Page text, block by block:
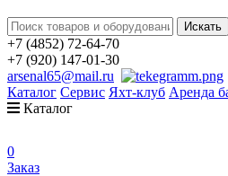
+7 (4852) 72-64-70
+7 (920) 147-01-30
arsenal65@mail.ru
Каталог Сервис Яхт-клуб Аренда
Каталог
0
Заказ